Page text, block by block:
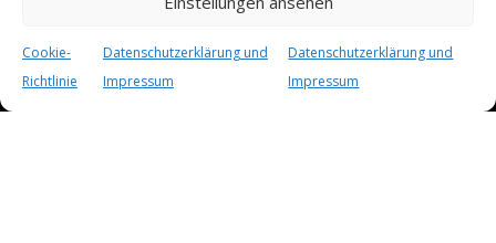
Cookie-
Richtlinie
Datenschutzerklärung und
Impressum
Datenschutzerklärung und
Impressum